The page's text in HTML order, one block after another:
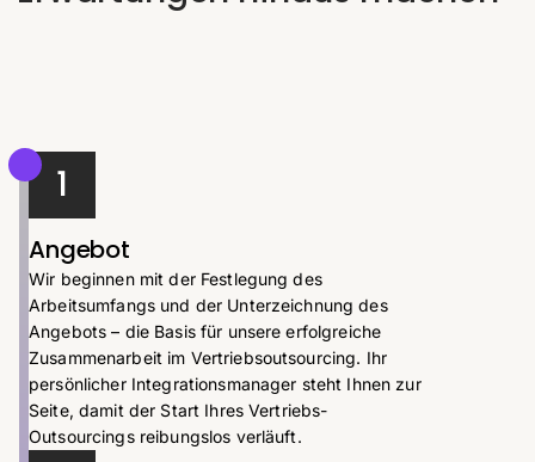
1
Angebot
Wir beginnen mit der Festlegung des
Arbeitsumfangs und der Unterzeichnung des
Angebots – die Basis für unsere erfolgreiche
Zusammenarbeit im Vertriebsoutsourcing. Ihr
persönlicher Integrationsmanager steht Ihnen zur
Seite, damit der Start Ihres Vertriebs-
Outsourcings reibungslos verläuft.